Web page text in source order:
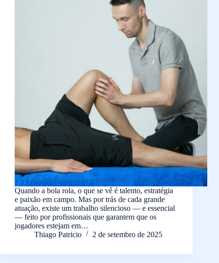
Quando a bola rola, o que se vê é talento, estratégia
e paixão em campo. Mas por trás de cada grande
atuação, existe um trabalho silencioso — e essencial
— feito por profissionais que garantem que os
jogadores estejam em…
Thiago Patricio
2 de setembro de 2025